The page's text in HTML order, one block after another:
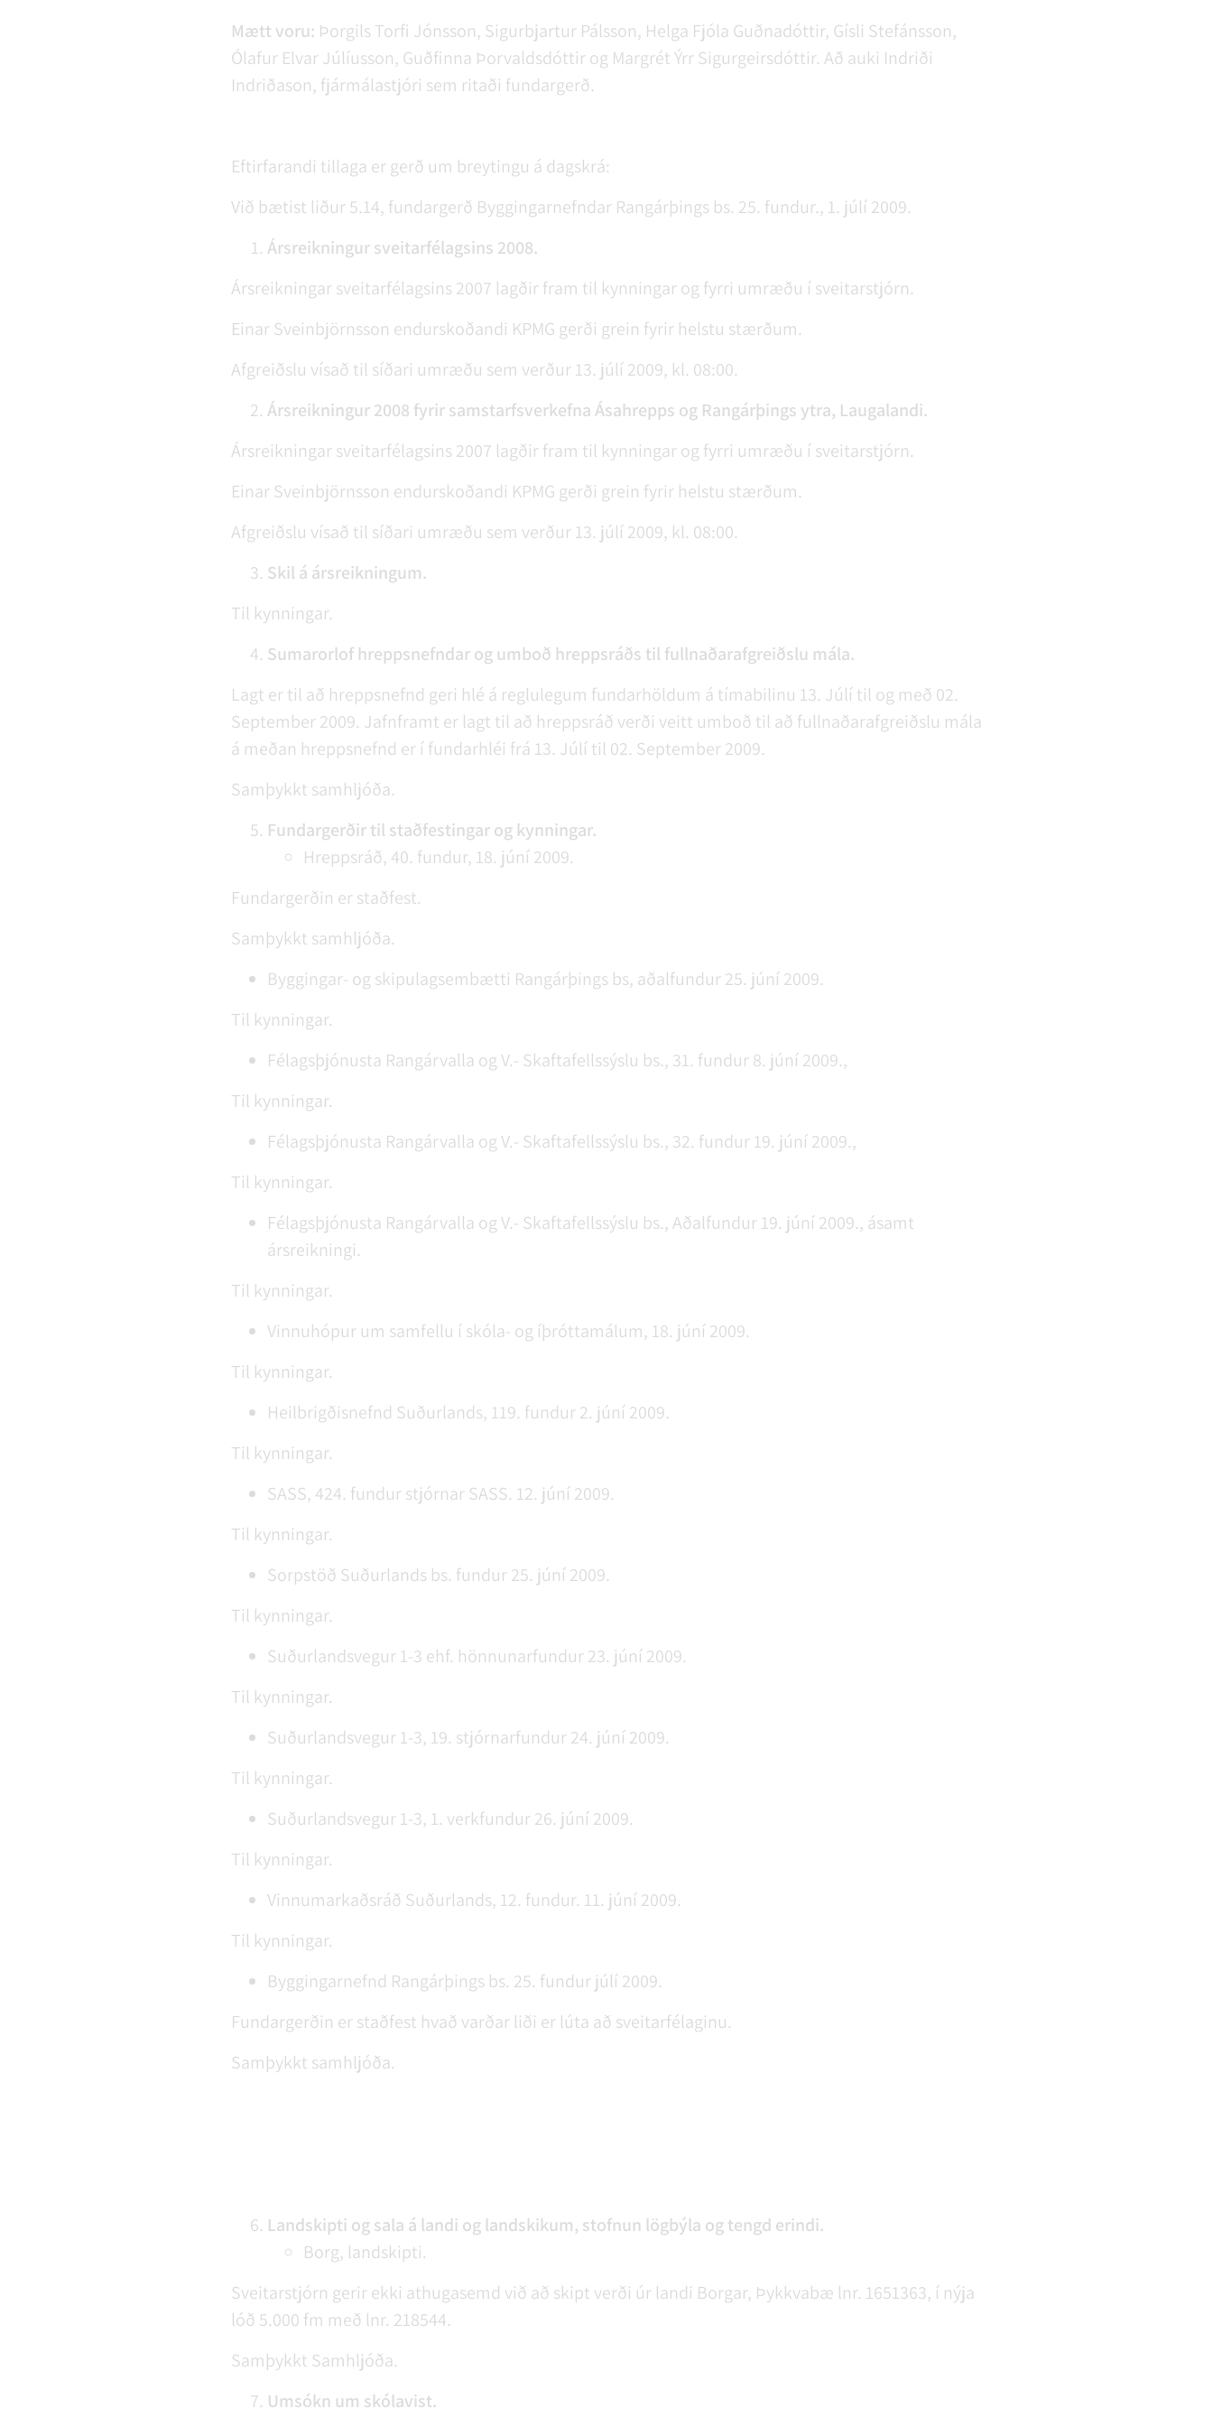
Mætt voru: Þorgils Torfi Jónsson, Sigurbjartur Pálsson, Helga Fjóla Guðnadóttir, Gísli Stefánsson,
Ólafur Elvar Júlíusson, Guðfinna Þorvaldsdóttir og Margrét Ýrr Sigurgeirsdóttir. Að auki Indriði
Indriðason, fjármálastjóri sem ritaði fundargerð.
Eftirfarandi tillaga er gerð um breytingu á dagskrá:
Við bætist liður 5.14, fundargerð Byggingarnefndar Rangárþings bs. 25. fundur., 1. júlí 2009.
Ársreikningur sveitarfélagsins 2008.
Ársreikningar sveitarfélagsins 2007 lagðir fram til kynningar og fyrri umræðu í sveitarstjórn.
Einar Sveinbjörnsson endurskoðandi KPMG gerði grein fyrir helstu stærðum.
Afgreiðslu vísað til síðari umræðu sem verður 13. júlí 2009, kl. 08:00.
Ársreikningur 2008 fyrir samstarfsverkefna Ásahrepps og Rangárþings ytra, Laugalandi.
Ársreikningar sveitarfélagsins 2007 lagðir fram til kynningar og fyrri umræðu í sveitarstjórn.
Einar Sveinbjörnsson endurskoðandi KPMG gerði grein fyrir helstu stærðum.
Afgreiðslu vísað til síðari umræðu sem verður 13. júlí 2009, kl. 08:00.
Skil á ársreikningum.
Til kynningar.
Sumarorlof hreppsnefndar og umboð hreppsráðs til fullnaðarafgreiðslu mála.
Lagt er til að hreppsnefnd geri hlé á reglulegum fundarhöldum á tímabilinu 13. Júlí til og með 02.
September 2009. Jafnframt er lagt til að hreppsráð verði veitt umboð til að fullnaðarafgreiðslu mála
á meðan hreppsnefnd er í fundarhléi frá 13. Júlí til 02. September 2009.
Samþykkt samhljóða.
Fundargerðir til staðfestingar og kynningar.
Hreppsráð, 40. fundur, 18. júní 2009.
Fundargerðin er staðfest.
Samþykkt samhljóða.
Byggingar- og skipulagsembætti Rangárþings bs, aðalfundur 25. júní 2009.
Til kynningar.
Félagsþjónusta Rangárvalla og V.- Skaftafellssýslu bs., 31. fundur 8. júní 2009.,
Til kynningar.
Félagsþjónusta Rangárvalla og V.- Skaftafellssýslu bs., 32. fundur 19. júní 2009.,
Til kynningar.
Félagsþjónusta Rangárvalla og V.- Skaftafellssýslu bs., Aðalfundur 19. júní 2009., ásamt
ársreikningi.
Til kynningar.
Vinnuhópur um samfellu í skóla- og íþróttamálum, 18. júní 2009.
Til kynningar.
Heilbrigðisnefnd Suðurlands, 119. fundur 2. júní 2009.
Til kynningar.
SASS, 424. fundur stjórnar SASS. 12. júní 2009.
Til kynningar.
Sorpstöð Suðurlands bs. fundur 25. júní 2009.
Til kynningar.
Suðurlandsvegur 1-3 ehf. hönnunarfundur 23. júní 2009.
Til kynningar.
Suðurlandsvegur 1-3, 19. stjórnarfundur 24. júní 2009.
Til kynningar.
Suðurlandsvegur 1-3, 1. verkfundur 26. júní 2009.
Til kynningar.
Vinnumarkaðsráð Suðurlands, 12. fundur. 11. júní 2009.
Til kynningar.
Byggingarnefnd Rangárþings bs. 25. fundur júlí 2009.
Fundargerðin er staðfest hvað varðar liði er lúta að sveitarfélaginu.
Samþykkt samhljóða.
Landskipti og sala á landi og landskikum, stofnun lögbýla og tengd erindi.
Borg, landskipti.
Sveitarstjórn gerir ekki athugasemd við að skipt verði úr landi Borgar, Þykkvabæ lnr. 1651363, í nýja
lóð 5.000 fm með lnr. 218544.
Samþykkt Samhljóða.
Umsókn um skólavist.